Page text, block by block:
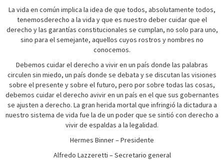
La vida en común implica la idea de que todos, absolutamente todos,
tenemosderecho a la vida y que es nuestro deber cuidar que el
derecho y las garantías constitucionales se cumplan, no solo para uno,
sino para el semejante, aquellos cuyos rostros y nombres no
conocemos.
Debemos cuidar el derecho a vivir en un país donde las palabras
circulen sin miedo, un país donde se debata y se discutan las visiones
sobre el presente y sobre el futuro, pero por sobre todas las cosas,
debemos cuidar el derecho avivir en un país en el que sus gobernantes
se ajusten a derecho. La gran herida mortal que infringió la dictadura a
nuestro sistema de vida fue la de un poder que se sintió con derecho a
vivir de espaldas a la legalidad.
Hermes Binner – Presidente
Alfredo Lazzeretti – Secretario general